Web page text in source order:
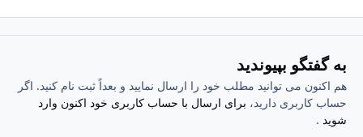
به گفتگو بپیوندید
هم اکنون می توانید مطلب خود را ارسال نمایید و بعداً ثبت نام کنید. اگر
حساب کاربری دارید، برای ارسال با حساب کاربری خود اکنون وارد
شوید .